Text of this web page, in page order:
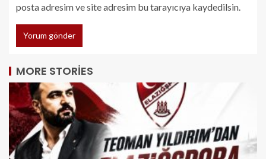
posta adresim ve site adresim bu tarayıcıya kaydedilsin.
MORE STORIES